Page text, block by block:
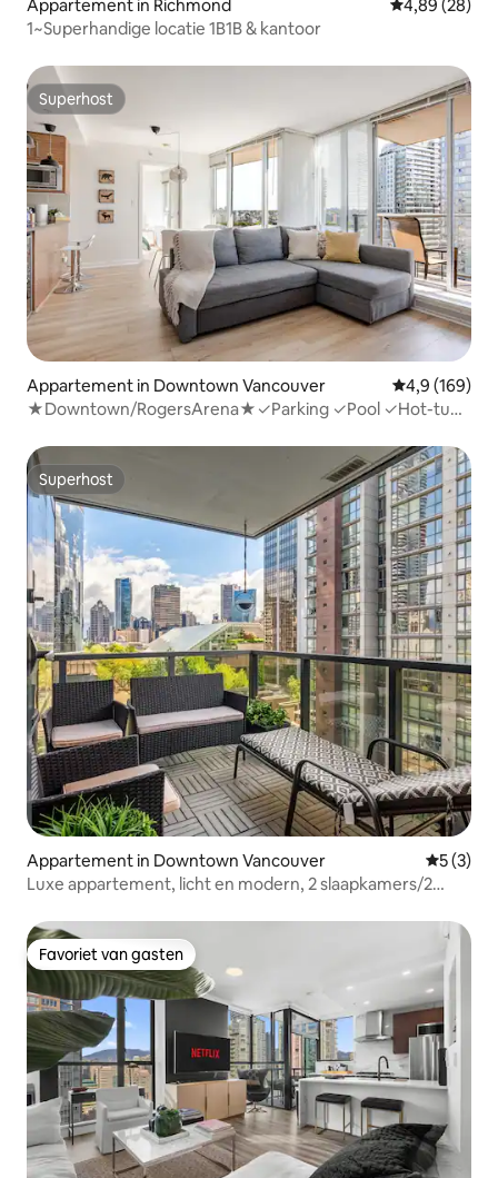
Appartement in Richmond Gemiddelde
4,89 (28)
1~Superhandige locatie 1B1B & kantoor
Superhost
Superhost
Appartement in Downtown Vancouver Gemiddelde
4,9 (169)
★Downtown/RogersArena★✓Parking ✓Pool ✓Hot-tub
Superhost
Superhost
Appartement in Downtown Vancouver
5 (3)
Luxe appartement, licht en modern, 2 slaapkamers/2
Favoriet van gasten
Favoriet van gasten